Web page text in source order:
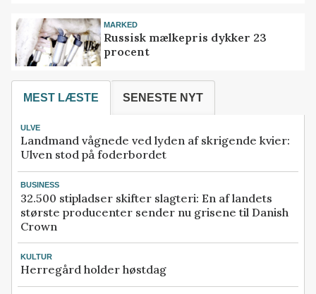
MARKED
Russisk mælkepris dykker 23
procent
MEST LÆSTE SENESTE NYT
ULVE
Landmand vågnede ved lyden af skrigende kvier:
Ulven stod på foderbordet
BUSINESS
32.500 stipladser skifter slagteri: En af landets
største producenter sender nu grisene til Danish
Crown
KULTUR
Herregård holder høstdag